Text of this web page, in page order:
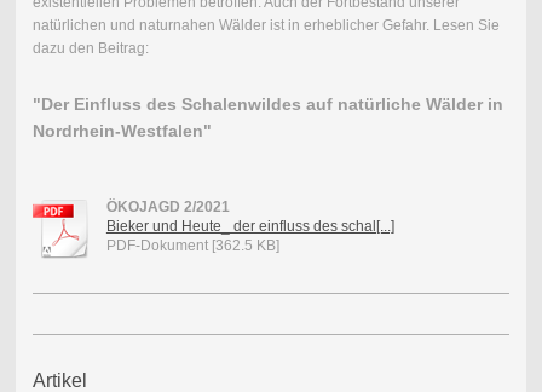
natürlichen und naturnahen Wälder ist in erheblicher Gefahr. Lesen Sie
dazu den Beitrag:
"Der Einfluss des Schalenwildes auf natürliche Wälder in
Nordrhein-Westfalen"
ÖKOJAGD 2/2021
Bieker und Heute_ der einfluss des schal[...]
PDF-Dokument [362.5 KB]
Artikel